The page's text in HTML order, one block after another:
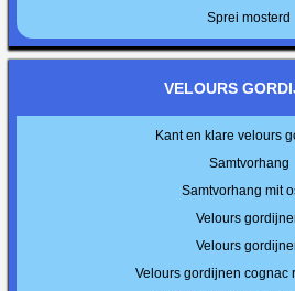
Sprei mosterd
VELOURS
Kant en klare velours
Samtvorhang
Samtvorhang mit
Velours
Velours
Velours gordijnen cognac